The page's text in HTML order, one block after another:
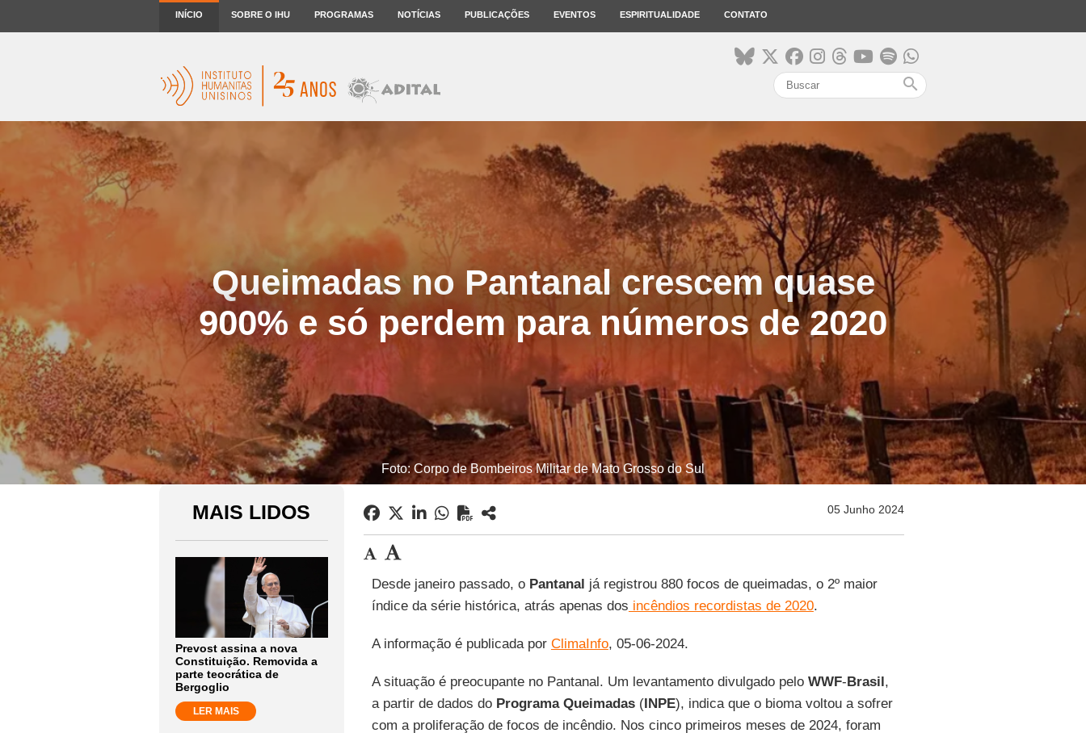
INÍCIO SOBRE O IHU PROGRAMAS NOTÍCIAS PUBLICAÇÕES EVENTOS ESPIRITUALIDADE CONTATO
search
Queimadas no Pantanal crescem quase
900% e só perdem para números de 2020
Foto: Corpo de Bombeiros Militar de Mato Grosso do Sul
MAIS LIDOS
Prevost assina a nova
Constituição. Removida a
parte teocrática de
Bergoglio
LER MAIS
05 Junho 2024
Desde janeiro passado, o Pantanal já registrou 880 focos de queimadas, o 2º maior
índice da série histórica, atrás apenas dos incêndios recordistas de 2020.
A informação é publicada por ClimaInfo, 05-06-2024.
A situação é preocupante no Pantanal. Um levantamento divulgado pelo WWF-Brasil,
a partir de dados do Programa Queimadas(INPE), indica que o bioma voltou a sofrer
com a proliferação de focos de incêndio. Nos cinco primeiros meses de 2024, foram